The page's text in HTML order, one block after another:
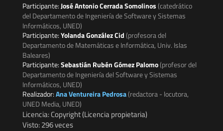
Participante:José Antonio Cerrada Somolinos(catedrático
del Departamento de Ingeniería de Software y Sistemas
Informáticos, UNED)
Participante:Yolanda González Cid(profesora del
Departamento de Matemáticas e Informática, Univ. Islas
Baleares)
Participante:Sebastián Rubén Gómez Palomo(profesor del
Departamento de Ingeniería del Software y Sistemas
Informáticos, UNED)
Realizador:Ana Ventureira Pedrosa(redactora - locutora,
UNED Media, UNED)
Licencia: Copyright (Licencia propietaria)
Visto: 296 veces